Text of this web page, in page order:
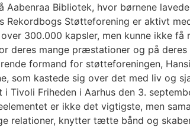
Bibliotek, hvor børnene
Støtteforening er aktivt
300.000 kapsler, men kunne ikke
deres mange præstationer og på
formand for støtteforeningen,
som kastede sig over det med liv og
Tivoli Friheden i Aarhus den 3.
er ikke det vigtigste, men
relationer, knytter tætte bånd og